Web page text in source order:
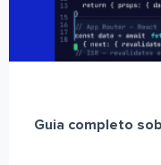
Guia completo